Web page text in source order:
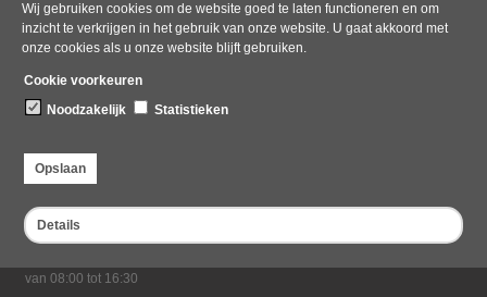
Wij gebruiken cookies om de website goed te laten functioneren en om
inzicht te verkrijgen in het gebruik van onze website. U gaat akkoord met
onze cookies als u onze website blijft gebruiken.
Cookie voorkeuren
Noodzakelijk
Statistieken
Opslaan
Details
Bezoekadres
Postadres
Openingstijden kantoor
van 08:00 tot 16:30